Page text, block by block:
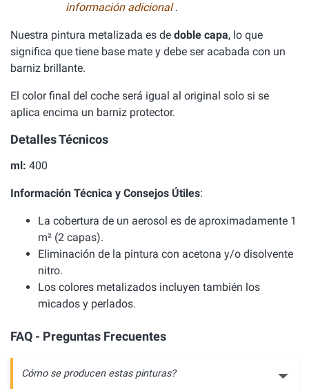
información adicional.
Nuestra pintura metalizada es de doble capa, lo que
significa que tiene base mate y debe ser acabada con un
barniz brillante.
El color final del coche será igual al original solo si se
aplica encima un barniz protector.
Detalles Técnicos
ml: 400
Información Técnica y Consejos Útiles:
La cobertura de un aerosol es de aproximadamente 1
m² (2 capas).
Eliminación de la pintura con acetona y/o disolvente
nitro.
Los colores metalizados incluyen también los
micados y perlados.
FAQ - Preguntas Frecuentes
Cómo se producen estas pinturas?